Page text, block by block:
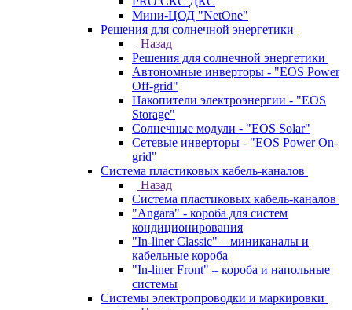
Мини-ЦОД "NetOne"
Решения для солнечной энергетики
Назад
Решения для солнечной энергетики
Автономные инверторы - "EOS Power
Off-grid"
Накопители электроэнергии - "EOS
Storage"
Солнечные модули - "EOS Solar"
Сетевые инверторы - "EOS Power On-
grid"
Система пластиковых кабель-каналов
Назад
Система пластиковых кабель-каналов
"Angara" - короба для систем
кондиционирования
"In-liner Classic" – миниканалы и
кабельные короба
"In-liner Front" – короба и напольные
системы
Системы электропроводки и маркировки